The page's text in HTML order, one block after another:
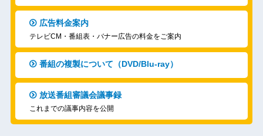
広告料金案内
テレビCM・番組表・バナー広告の料金をご案内
番組の複製について（DVD/Blu-ray）
放送番組審議会議事録
これまでの議事内容を公開